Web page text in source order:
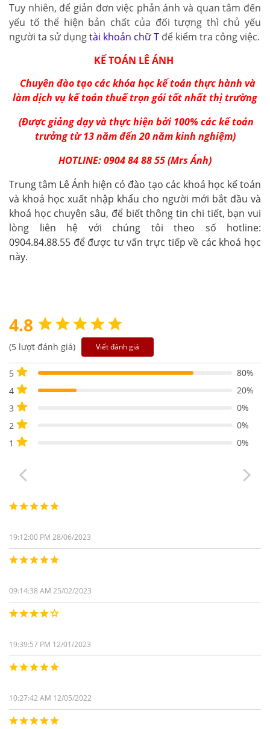
Tuy nhiên, để giản đơn việc phản ánh và quan tâm đến
yếu tố thể hiện bản chất của đối tượng thì chủ yếu
người ta sử dụngtài khoản chữ T để kiểm tra công việc.
KẾ TOÁN LÊ ÁNH
Chuyên đào tạo cáckhóa học kế toán thực hành và
làm dịch vụ kế toán thuế trọn gói tốt nhất thị trường
(Được giảng dạy và thực hiện bởi 100% các kế toán
trưởng từ 13 năm đến 20 năm kinh nghiệm)
HOTLINE: 0904 84 88 55 (Mrs Ánh)
Trung tâm Lê Ánh hiện có đào tạo các khoá học kế toán
và khoá học xuất nhập khẩu cho người mới bắt đầu và
khoá học chuyên sâu, để biết thông tin chi tiết, bạn vui
lòng liên hệ với chúng tôi theo số hotline:
0904.84.88.55 để được tư vấn trực tiếp về các khoá học
này.
4.8
(5 lượt đánh giá) Viết đánh giá
5
80%
4
20%
3
0%
2
0%
1
0%
19:12:00 PM 28/06/2023
09:14:38 AM 25/02/2023
19:39:57 PM 12/01/2023
10:27:42 AM 12/05/2022